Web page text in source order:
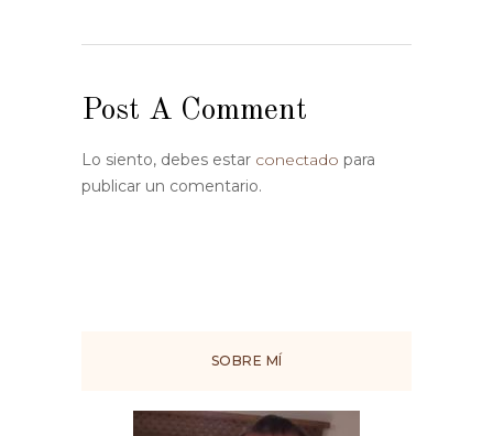
Post A Comment
Lo siento, debes estar conectado para
publicar un comentario.
SOBRE MÍ